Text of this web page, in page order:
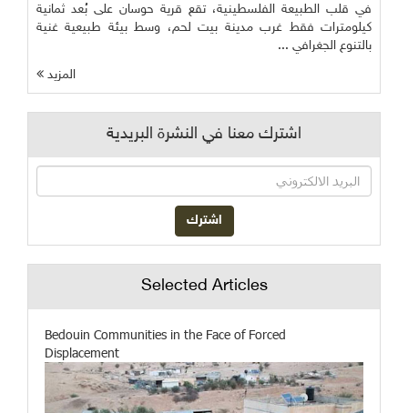
في قلب الطبيعة الفلسطينية، تقع قرية حوسان على بُعد ثمانية
كيلومترات فقط غرب مدينة بيت لحم، وسط بيئة طبيعية غنية
بالتنوع الجغرافي ...
المزيد
اشترك معنا في النشرة البريدية
Selected Articles
Bedouin Communities in the Face of Forced
Displacement